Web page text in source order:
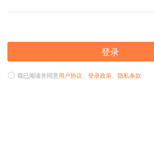
登录
我已阅读并同意用户协议、 登录政策、 隐私条款